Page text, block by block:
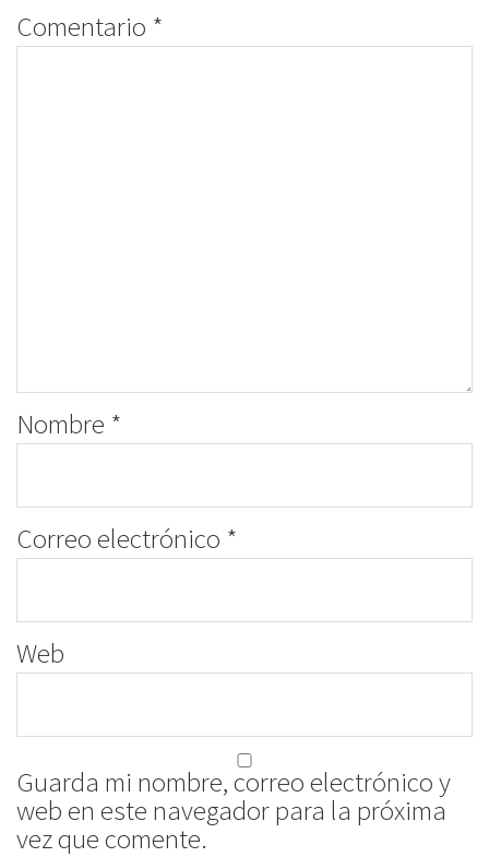
Comentario *
Nombre *
Correo electrónico *
Web
Guarda mi nombre, correo electrónico y
web en este navegador para la próxima
vez que comente.